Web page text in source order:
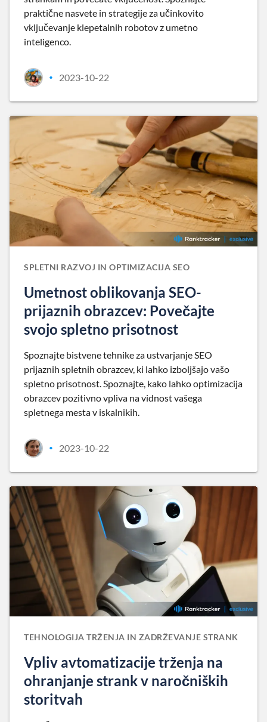
praktične nasvete in strategije za učinkovito
vključevanje klepetalnih robotov z umetno
inteligenco.
• 2023-10-22
SPLETNI RAZVOJ IN OPTIMIZACIJA SEO
Umetnost oblikovanja SEO-
prijaznih obrazcev: Povečajte
svojo spletno prisotnost
Spoznajte bistvene tehnike za ustvarjanje SEO
prijaznih spletnih obrazcev, ki lahko izboljšajo vašo
spletno prisotnost. Spoznajte, kako lahko optimizacija
obrazcev pozitivno vpliva na vidnost vašega
spletnega mesta v iskalnikih.
• 2023-10-22
TEHNOLOGIJA TRŽENJA IN ZADRŽEVANJE STRANK
Vpliv avtomatizacije trženja na
ohranjanje strank v naročniških
storitvah